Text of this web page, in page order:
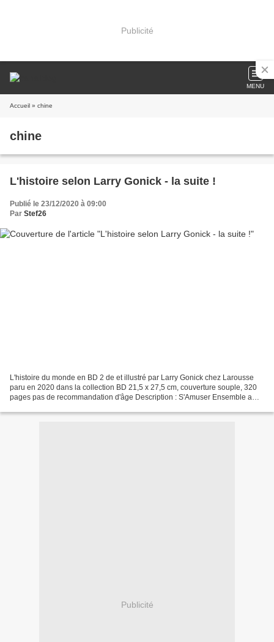
Publicité
MENU
Accueil » chine
chine
L'histoire selon Larry Gonick - la suite !
Publié le 23/12/2020 à 09:00
Par Stef26
L'histoire du monde en BD 2 de et illustré par Larry Gonick chez Larousse
paru en 2020 dans la collection BD 21,5 x 27,5 cm, couverture souple, 320
pages pas de recommandation d'âge Description : S'Amuser Ensemble a
Publicité